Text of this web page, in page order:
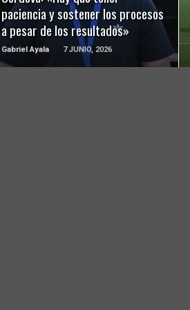
paciencia y sostener los procesos
a pesar de los resultados»
Gabriel Ayala 7 JUNIO, 2026